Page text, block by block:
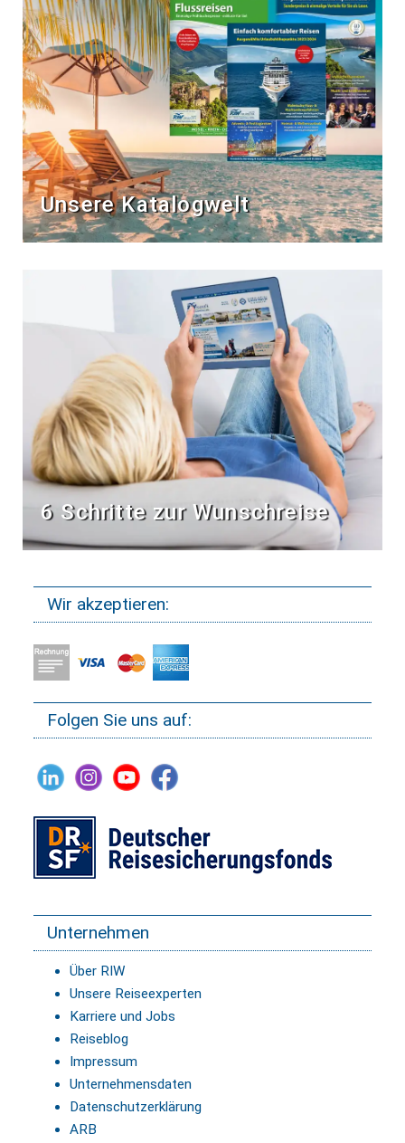
Unsere Katalogwelt
6 Schritte zur Wunschreise
Wir akzeptieren:
Folgen Sie uns auf:
Unternehmen
Über RIW
Unsere Reiseexperten
Karriere und Jobs
Reiseblog
Impressum
Unternehmensdaten
Datenschutzerklärung
ARB